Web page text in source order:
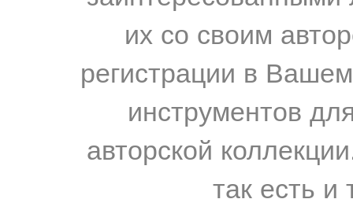
их со своим
регистрации в
инструментов
авторской
так есть и